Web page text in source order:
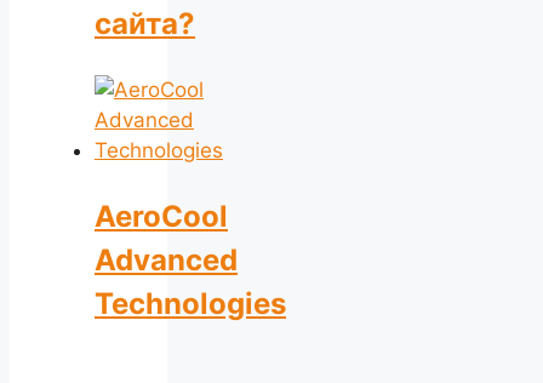
сайта?
AeroCool
Advanced
Technologies